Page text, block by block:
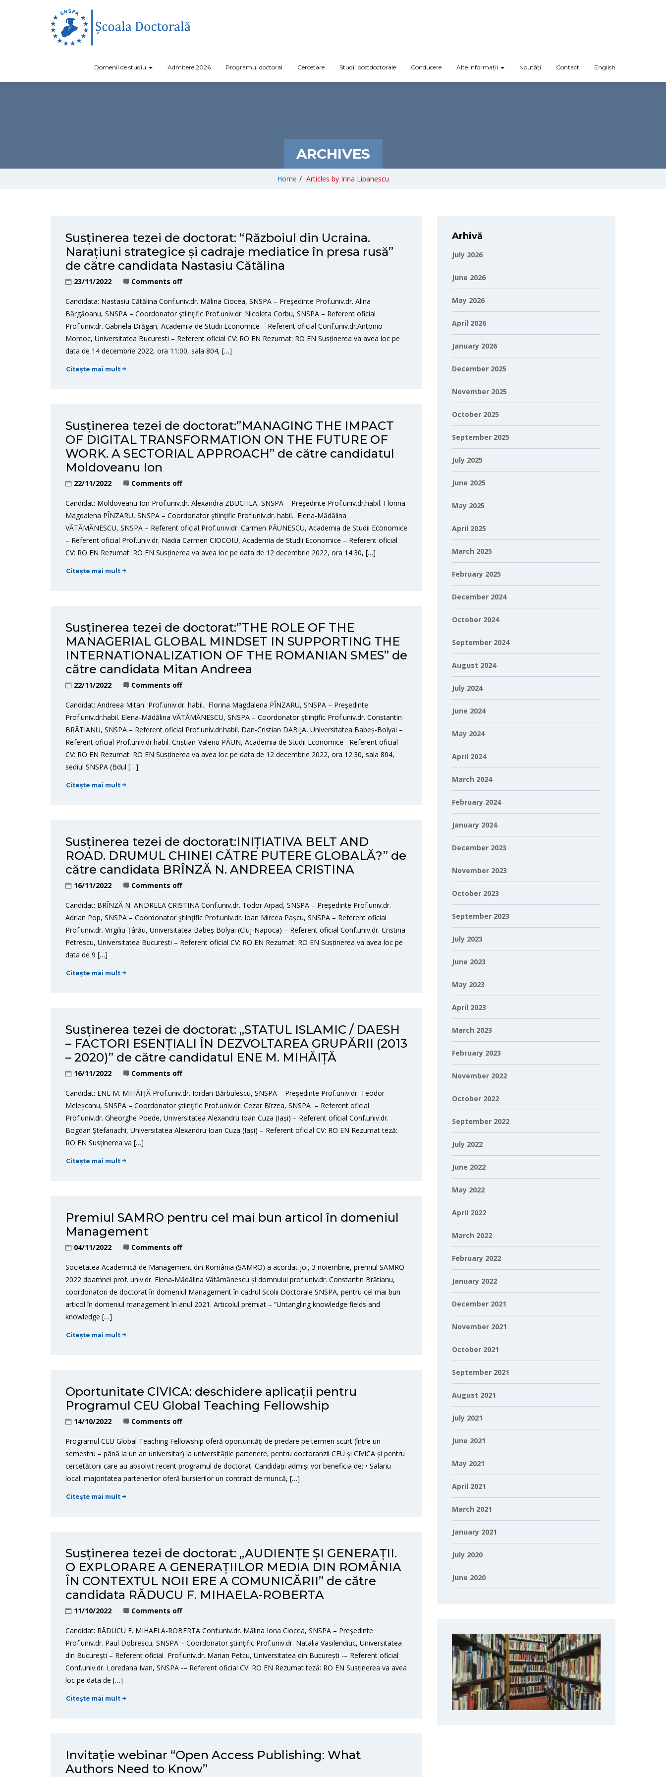
Domenii de studiu Admitere 2026 Programul doctoral Cercetare Studii postdoctorale Conducere Alte informații Noutăți Contact English
ARCHIVES
Home / Articles by Irina Lipanescu
Susținerea tezei de doctorat: “Războiul din Ucraina.
Narațiuni strategice și cadraje mediatice în presa rusă”
de către candidata Nastasiu Cătălina
23/11/2022 Comments off
Candidata: Nastasiu Cătălina Conf.univ.dr. Mălina Ciocea, SNSPA – Preşedinte Prof.univ.dr. Alina
Bărgăoanu, SNSPA – Coordonator ştiinţific Prof.univ.dr. Nicoleta Corbu, SNSPA – Referent oficial
Prof.univ.dr. Gabriela Drăgan, Academia de Studii Economice – Referent oficial Conf.univ.dr.Antonio
Momoc, Universitatea Bucuresti – Referent oficial CV: RO EN Rezumat: RO EN Susținerea va avea loc pe
data de 14 decembrie 2022, ora 11:00, sala 804, […]
Citește mai mult
Susținerea tezei de doctorat:”MANAGING THE IMPACT
OF DIGITAL TRANSFORMATION ON THE FUTURE OF
WORK. A SECTORIAL APPROACH” de către candidatul
Moldoveanu Ion
22/11/2022 Comments off
Candidat: Moldoveanu Ion Prof.univ.dr. Alexandra ZBUCHEA, SNSPA – Preşedinte Prof.univ.dr.habil. Florina
Magdalena PÎNZARU, SNSPA – Coordonator ştiinţific Prof.univ.dr. habil. Elena-Mădălina
VĂTĂMĂNESCU, SNSPA – Referent oficial Prof.univ.dr. Carmen PĂUNESCU, Academia de Studii Economice
– Referent oficial Prof.univ.dr. Nadia Carmen CIOCOIU, Academia de Studii Economice – Referent oficial
CV: RO EN Rezumat: RO EN Susținerea va avea loc pe data de 12 decembrie 2022, ora 14:30, […]
Citește mai mult
Susținerea tezei de doctorat:”THE ROLE OF THE
MANAGERIAL GLOBAL MINDSET IN SUPPORTING THE
INTERNATIONALIZATION OF THE ROMANIAN SMES” de
către candidata Mitan Andreea
22/11/2022 Comments off
Candidat: Andreea Mitan Prof.univ.dr. habil. Florina Magdalena PÎNZARU, SNSPA – Preşedinte
Prof.univ.dr.habil. Elena-Mădălina VĂTĂMĂNESCU, SNSPA – Coordonator ştiinţific Prof.univ.dr. Constantin
BRĂTIANU, SNSPA – Referent oficial Prof.univ.dr.habil. Dan-Cristian DABIJA, Universitatea Babeș-Bolyai –
Referent oficial Prof.univ.dr.habil. Cristian-Valeriu PĂUN, Academia de Studii Economice– Referent oficial
CV: RO EN Rezumat: RO EN Susținerea va avea loc pe data de 12 decembrie 2022, ora 12:30, sala 804,
sediul SNSPA (Bdul […]
Citește mai mult
Susținerea tezei de doctorat:INIȚIATIVA BELT AND
ROAD. DRUMUL CHINEI CĂTRE PUTERE GLOBALĂ?” de
către candidata BRÎNZĂ N. ANDREEA CRISTINA
16/11/2022 Comments off
Candidat: BRÎNZĂ N. ANDREEA CRISTINA Conf.univ.dr. Todor Arpad, SNSPA – Preşedinte Prof.univ.dr.
Adrian Pop, SNSPA – Coordonator ştiinţific Prof.univ.dr. Ioan Mircea Pașcu, SNSPA – Referent oficial
Prof.univ.dr. Virgiliu Țârău, Universitatea Babeș Bolyai (Cluj-Napoca) – Referent oficial Conf.univ.dr. Cristina
Petrescu, Universitatea București – Referent oficial CV: RO EN Rezumat: RO EN Susținerea va avea loc pe
data de 9 […]
Citește mai mult
Susținerea tezei de doctorat: „STATUL ISLAMIC / DAESH
– FACTORI ESENȚIALI ÎN DEZVOLTAREA GRUPĂRII (2013
– 2020)” de către candidatul ENE M. MIHĂIȚĂ
16/11/2022 Comments off
Candidat: ENE M. MIHĂIȚĂ Prof.univ.dr. Iordan Bărbulescu, SNSPA – Preşedinte Prof.univ.dr. Teodor
Meleșcanu, SNSPA – Coordonator ştiinţific Prof.univ.dr. Cezar Bîrzea, SNSPA – Referent oficial
Prof.univ.dr. Gheorghe Poede, Universitatea Alexandru Ioan Cuza (Iași) – Referent oficial Conf.univ.dr.
Bogdan Ștefanachi, Universitatea Alexandru Ioan Cuza (Iași) – Referent oficial CV: RO EN Rezumat teză:
RO EN Susținerea va […]
Citește mai mult
Premiul SAMRO pentru cel mai bun articol în domeniul
Management
04/11/2022 Comments off
Societatea Academică de Management din România (SAMRO) a acordat joi, 3 noiembrie, premiul SAMRO
2022 doamnei prof. univ.dr. Elena-Mădălina Vătămănescu și domnului prof.univ.dr. Constantin Brătianu,
coordonatori de doctorat în domeniul Management în cadrul Scolii Doctorale SNSPA, pentru cel mai bun
articol în domeniul management în anul 2021. Articolul premiat – ”Untangling knowledge fields and
knowledge […]
Citește mai mult
Oportunitate CIVICA: deschidere aplicații pentru
Programul CEU Global Teaching Fellowship
14/10/2022 Comments off
Programul CEU Global Teaching Fellowship oferă oportunități de predare pe termen scurt (între un
semestru – până la un an universitar) la universitățile partenere, pentru doctoranzii CEU și CIVICA și pentru
cercetătorii care au absolvit recent programul de doctorat. Candidații admiși vor beneficia de: • Salariu
local: majoritatea partenerilor oferă bursierilor un contract de muncă, […]
Citește mai mult
Susținerea tezei de doctorat: „AUDIENȚE ȘI GENERAȚII.
O EXPLORARE A GENERAȚIILOR MEDIA DIN ROMÂNIA
ÎN CONTEXTUL NOII ERE A COMUNICĂRII” de către
candidata RĂDUCU F. MIHAELA-ROBERTA
11/10/2022 Comments off
Candidat: RĂDUCU F. MIHAELA-ROBERTA Conf.univ.dr. Mălina Iona Ciocea, SNSPA – Preşedinte
Prof.univ.dr. Paul Dobrescu, SNSPA – Coordonator ştiinţific Prof.univ.dr. Natalia Vasilendiuc, Universitatea
din București – Referent oficial Prof.univ.dr. Marian Petcu, Universitatea din București -– Referent oficial
Conf.univ.dr. Loredana Ivan, SNSPA -– Referent oficial CV: RO EN Rezumat teză: RO EN Susținerea va avea
loc pe data de […]
Citește mai mult
Invitație webinar “Open Access Publishing: What
Authors Need to Know”
Arhivă
July 2026
June 2026
May 2026
April 2026
January 2026
December 2025
November 2025
October 2025
September 2025
July 2025
June 2025
May 2025
April 2025
March 2025
February 2025
December 2024
October 2024
September 2024
August 2024
July 2024
June 2024
May 2024
April 2024
March 2024
February 2024
January 2024
December 2023
November 2023
October 2023
September 2023
July 2023
June 2023
May 2023
April 2023
March 2023
February 2023
November 2022
October 2022
September 2022
July 2022
June 2022
May 2022
April 2022
March 2022
February 2022
January 2022
December 2021
November 2021
October 2021
September 2021
August 2021
July 2021
June 2021
May 2021
April 2021
March 2021
January 2021
July 2020
June 2020